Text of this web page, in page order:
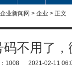
业新闻网 > 企业 > 正文
码不用了
1008 2021-02-11